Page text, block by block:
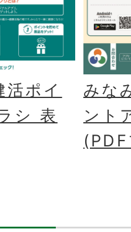
ポイ
シ 表
みな
ント